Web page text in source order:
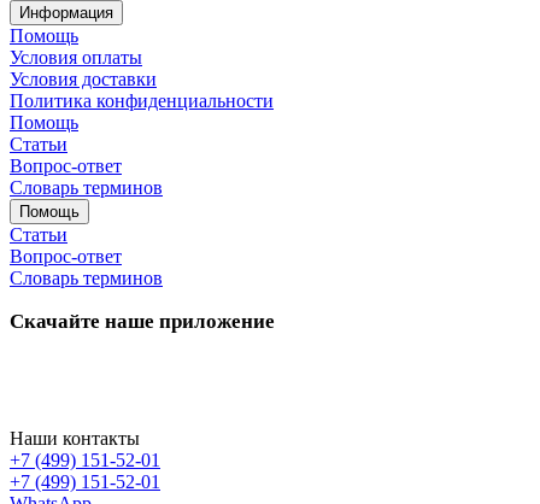
Информация
Помощь
Условия оплаты
Условия доставки
Политика конфиденциальности
Помощь
Статьи
Вопрос-ответ
Словарь терминов
Помощь
Статьи
Вопрос-ответ
Словарь терминов
Скачайте наше приложение
Наши контакты
+7 (499) 151-52-01
+7 (499) 151-52-01